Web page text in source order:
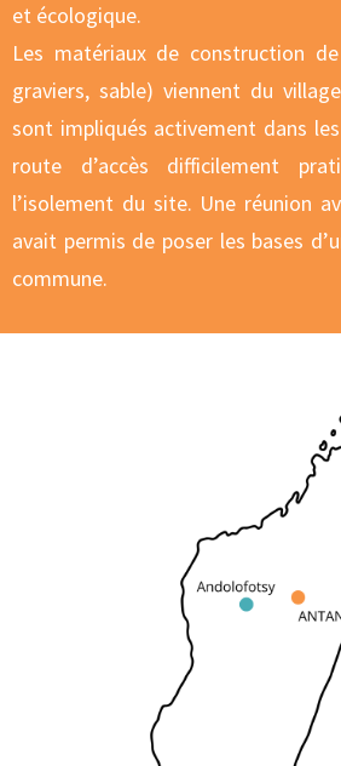
et écologique.
Les matériaux de construction
graviers, sable) viennent du
sont impliqués activement dans
route d’accès difficilement
l’isolement du site. Une réunion
avait permis de poser les bases
commune.